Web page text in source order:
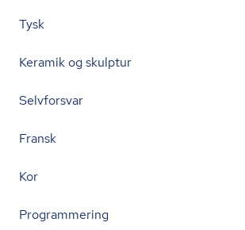
Tysk
Keramik og skulptur
Selvforsvar
Fransk
Kor
Programmering